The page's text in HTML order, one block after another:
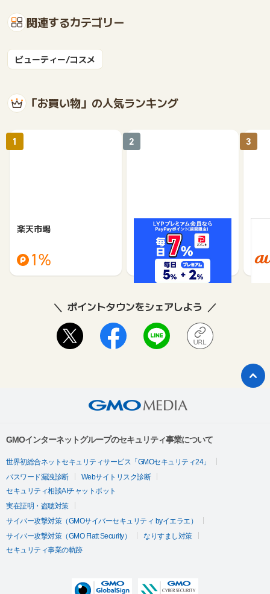
関連するカテゴリー
ビューティー/コスメ
「お買い物」の人気ランキング
楽天市場
1%
1
Yahoo!ショッピング
1%
2 3
ポイントタウンをシェアしよう
GMOインターネットグループのセキュリティ事業について
世界初総合ネットセキュリティサービス「GMOセキュリティ24」
パスワード漏洩診断
Webサイトリスク診断
セキュリティ相談AIチャットボット
実在証明・盗聴対策
サイバー攻撃対策（GMOサイバーセキュリティ byイエラエ）
サイバー攻撃対策（GMO Flatt Security）
なりすまし対策
セキュリティ事業の軌跡